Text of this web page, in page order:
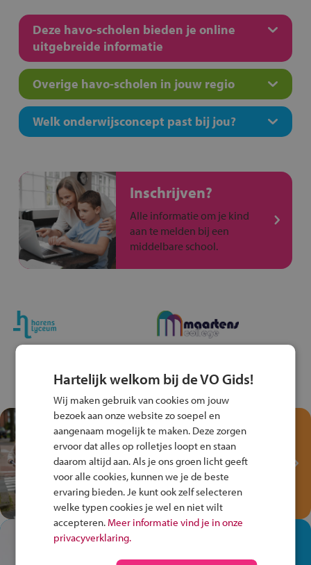
Deze havo-scholen bieden je online
uitgebreide informatie
Overige havo-scholen in jouw regio
Welk onderwijsconcept past bij jou?
Inschrijven?
Alle informatie om je kind
aan te melden bij een
middelbare school.
Test je kennis met het
Fiets Veilig
Verkeersspel!
Speel het Fiets Veilig Verkeersspel
en win een Cortina-fiets!
In de winkel ben je op je
plek!
Hartelijk welkom bij de VO Gids!
Wij maken gebruik van cookies om jouw
bezoek aan onze website zo soepel en
aangenaam mogelijk te maken. Deze zorgen
ervoor dat alles op rolletjes loopt en staan
daarom altijd aan. Als je ons groen licht geeft
voor alle cookies, kunnen we je de beste
ervaring bieden. Je kunt ook zelf selecteren
welke typen cookies je wel en niet wilt
accepteren. Meer informatie vind je in onze
privacyverklaring.